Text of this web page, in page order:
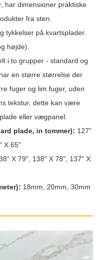
har dimensioner praktiske
fra sten.
tykkelser på kvartsplader.
højde).
i to grupper - standard og
en større størrelse der
fuger og lim fuger, uden
tekstur, dette kan være
eller vægpanel.
plade, in tommer): 127"
X 65"
X 79", 138" X 78", 137" X
18mm, 20mm, 30mm